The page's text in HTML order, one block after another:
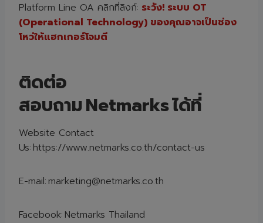
Platform Line OA คลิกที่ลิงก์: ระวัง! ระบบ OT
(Operational Technology) ของคุณอาจเป็นช่อง
โหว่ให้แฮกเกอร์โจมตี
ติดต่อ
สอบถาม Netmarks ได้ที่
Website Contact
Us: https://www.netmarks.co.th/contact-us
E-mail: marketing@netmarks.co.th
Facebook: Netmarks Thailand